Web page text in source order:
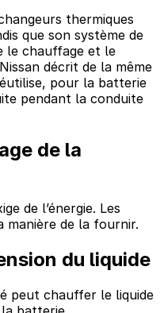
thermiques
que son système de
le chauffage et le
décrit de la même
pour la batterie
pendant la conduite
de la
de l’énergie. Les
de la fournir.
du liquide
peut chauffer le liquide